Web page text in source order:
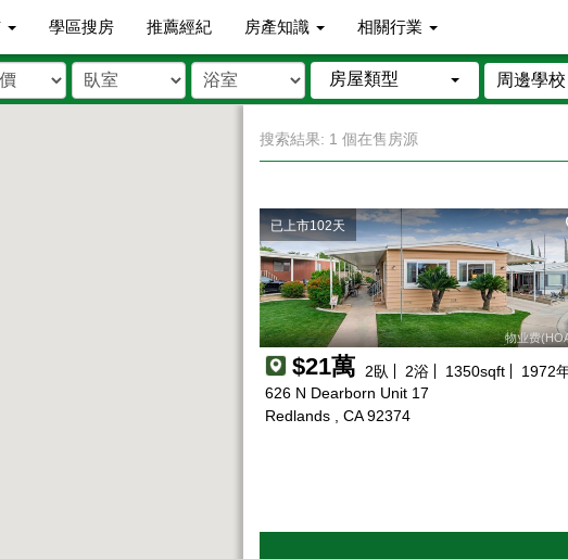
學區搜房 推薦經紀 房產知識 相關行業
房屋類型 周邊學校
搜索結果: 1 個在售房源
已上市102天
物业费
$21萬 2臥 2浴 1350sqft 1972
626 N Dearborn Unit 17
Redlands , CA 92374